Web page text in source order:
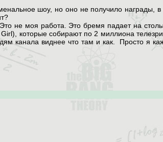
шоу, но оно не получило награды,
Это не моя работа. Это бремя падает на
которые собирают по 2 миллиона
виднее что там и как. Просто я